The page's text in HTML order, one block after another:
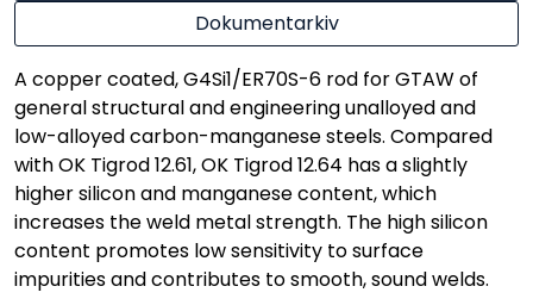
Dokumentarkiv
A copper coated, G4Si1/ER70S-6 rod for GTAW of
general structural and engineering unalloyed and
low-alloyed carbon-manganese steels. Compared
with OK Tigrod 12.61, OK Tigrod 12.64 has a slightly
higher silicon and manganese content, which
increases the weld metal strength. The high silicon
content promotes low sensitivity to surface
impurities and contributes to smooth, sound welds.